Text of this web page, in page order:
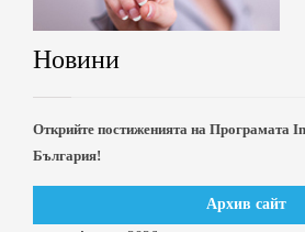
Новини
Открийте постиженията на Програмата
България!
Архив сайт